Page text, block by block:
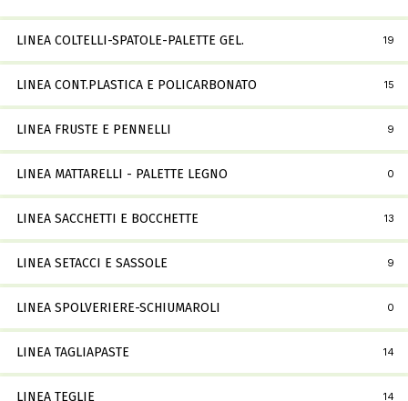
LINEA COLTELLI-SPATOLE-PALETTE GEL. 19
LINEA CONT.PLASTICA E POLICARBONATO 15
LINEA FRUSTE E PENNELLI 9
LINEA MATTARELLI - PALETTE LEGNO 0
LINEA SACCHETTI E BOCCHETTE 13
LINEA SETACCI E SASSOLE 9
LINEA SPOLVERIERE-SCHIUMAROLI 0
LINEA TAGLIAPASTE 14
LINEA TEGLIE 14